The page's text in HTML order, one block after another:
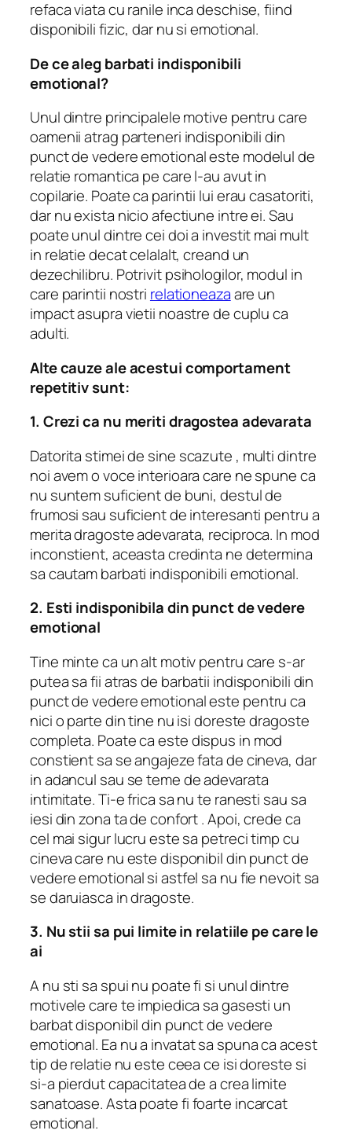
refaca viata cu ranile inca deschise, fiind
disponibili fizic, dar nu si emotional.
De ce aleg barbati indisponibili
emotional?
Unul dintre principalele motive pentru care
oamenii atrag parteneri indisponibili din
punct de vedere emotional este modelul de
relatie romantica pe care l-au avut in
copilarie. Poate ca parintii lui erau casatoriti,
dar nu exista nicio afectiune intre ei.Sau
poate unul dintre cei doi a investit mai mult
in relatie decat celalalt, creand un
dezechilibru. Potrivit psihologilor, modul in
care parintii nostri relationeazaare un
impact asupra vietii noastre de cuplu ca
adulti.
Alte cauze ale acestui comportament
repetitiv sunt:
1. Crezi ca nu meriti dragostea adevarata
Datorita stimei de sine scazute , multi dintre
noi avem o voce interioara care ne spune ca
nu suntem suficient de buni, destul de
frumosi sau suficient de interesanti pentru a
merita dragoste adevarata, reciproca. In mod
inconstient, aceasta credinta ne determina
sa cautam barbati indisponibili emotional.
2. Esti indisponibila din punct de vedere
emotional
Tine minte ca un alt motiv pentru care s-ar
putea sa fii atras de barbatii indisponibili din
punct de vedere emotionaleste pentru ca
nici o parte din tine nu isi doreste dragoste
completa. Poate ca este dispus in mod
constient sa se angajeze fata de cineva, dar
in adancul sau se teme de adevarata
intimitate.Ti-e frica sa nu te ranesti sau sa
iesi din zona ta de confort.Apoi, crede ca
cel mai sigur lucru este sa petreci timp cu
cineva care nu este disponibil din punct de
vedere emotional si astfel sa nu fie nevoit sa
se daruiasca in dragoste.
3. Nu stii sa pui limite in relatiile pe care le
ai
A nu sti sa spui nu poate fi si unul dintre
motivele care te impiedica sa gasesti un
barbat disponibil din punct de vedere
emotional. Ea nu a invatat sa spuna ca acest
tip de relatie nu este ceea ce isi doreste si
si-a pierdut capacitatea de a crea limite
sanatoase.Asta poate fi foarte incarcat
emotional.